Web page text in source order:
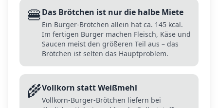
🍔Das Brötchen ist nur die halbe Miete
Ein Burger-Brötchen allein hat ca. 145 kcal.
Im fertigen Burger machen Fleisch, Käse und
Saucen meist den größeren Teil aus – das
Brötchen ist selten das Hauptproblem.
🌾Vollkorn statt Weißmehl
Vollkorn-Burger-Brötchen liefern bei